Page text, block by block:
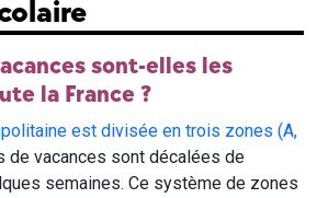
sont-elles les
la France ?
est divisée en trois zones (A,
de vacances sont décalées de
semaines. Ce système de zones